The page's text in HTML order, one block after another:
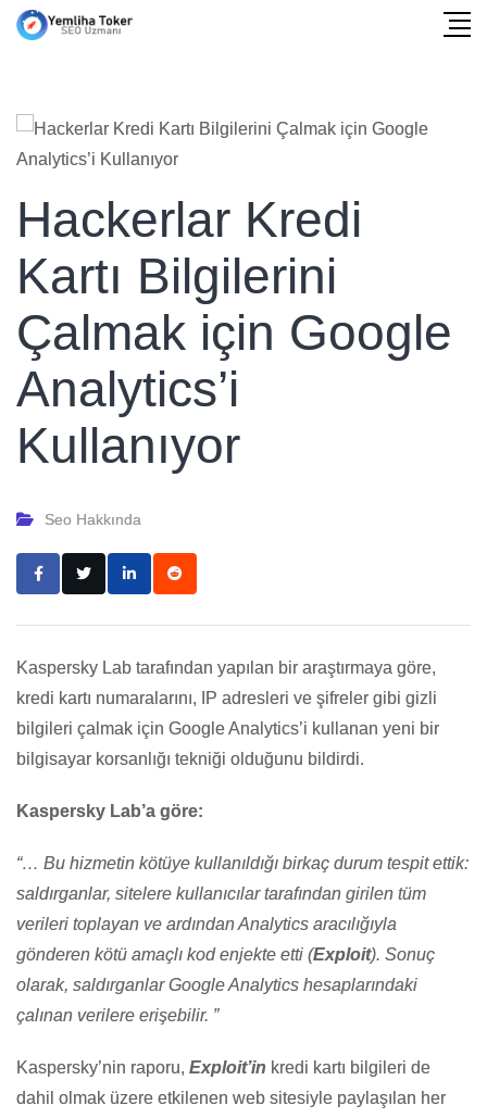
Hackerlar Kredi
Kartı Bilgilerini
Çalmak için Google
Analytics’i
Kullanıyor
Seo Hakkında
Kaspersky Lab tarafından yapılan bir araştırmaya göre,
kredi kartı numaralarını, IP adresleri ve şifreler gibi gizli
bilgileri çalmak için Google Analytics’i kullanan yeni bir
bilgisayar korsanlığı tekniği olduğunu bildirdi.
Kaspersky Lab’a göre:
“… Bu hizmetin kötüye kullanıldığı birkaç durum tespit ettik:
saldırganlar, sitelere kullanıcılar tarafından girilen tüm
verileri toplayan ve ardından Analytics aracılığıyla
gönderen kötü amaçlı kod enjekte etti (Exploit). Sonuç
olarak, saldırganlar Google Analytics hesaplarındaki
çalınan verilere erişebilir. ”
Kaspersky’nin raporu, Exploit’in kredi kartı bilgileri de
dahil olmak üzere etkilenen web sitesiyle paylaşılan her